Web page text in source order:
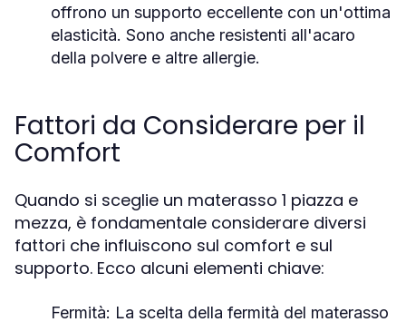
offrono un supporto eccellente con un'ottima
elasticità. Sono anche resistenti all'acaro
della polvere e altre allergie.
Fattori da Considerare per il
Comfort
Quando si sceglie un materasso 1 piazza e
mezza, è fondamentale considerare diversi
fattori che influiscono sul comfort e sul
supporto. Ecco alcuni elementi chiave:
Fermità: La scelta della fermità del materasso